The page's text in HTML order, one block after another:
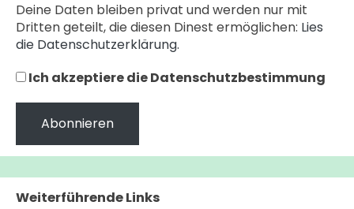
Deine Daten bleiben privat und werden nur mit
Dritten geteilt, die diesen Dinest ermöglichen: Lies
die Datenschutzerklärung.
Ich akzeptiere die Datenschutzbestimmung
Weiterführende Links